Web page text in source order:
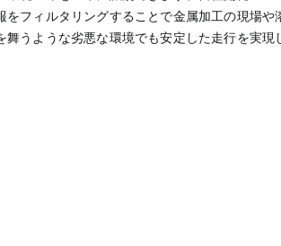
をフィルタリングすることで金属加工の現場や
舞うような劣悪な環境でも安定した走行を実現